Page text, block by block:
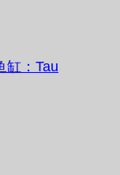
缸：Tau